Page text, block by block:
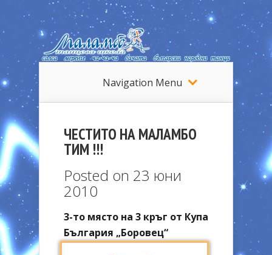
Navigation Menu
ЧЕСТИТО НА МАЛАМБО
ТИМ !!!
Posted on 23 юни
2010
3-то място на 3 кръг от Купа
България „Боровец“